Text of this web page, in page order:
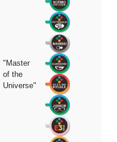
"Master
of the
Universe"